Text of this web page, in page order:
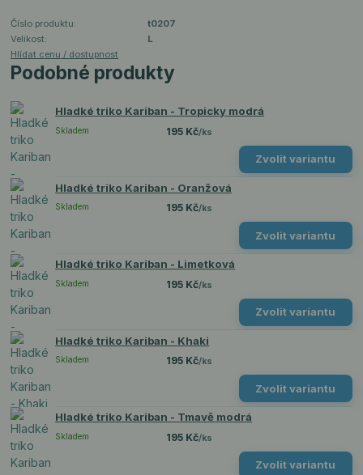
Číslo produktu:
t0207
Velikost:
L
Hlídat cenu / dostupnost
Podobné produkty
Hladké triko Kariban - Tropicky modrá
195 Kč/ks
Skladem
Zvolit variantu
Hladké triko Kariban - Oranžová
195 Kč/ks
Skladem
Zvolit variantu
Hladké triko Kariban - Limetková
195 Kč/ks
Skladem
Zvolit variantu
Hladké triko Kariban - Khaki
195 Kč/ks
Skladem
Zvolit variantu
Hladké triko Kariban - Tmavě modrá
195 Kč/ks
Skladem
Zvolit variantu